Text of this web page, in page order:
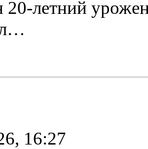
20-летний
16:27